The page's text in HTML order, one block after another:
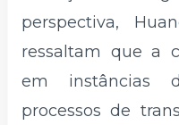
perspectiva,
ressaltam que a
em instâncias
processos de